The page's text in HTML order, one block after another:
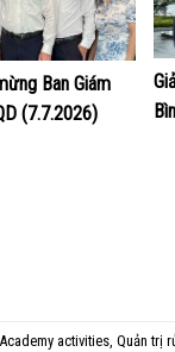
Ban Giám
(7.7.2026)
Academy activities, Quản trị